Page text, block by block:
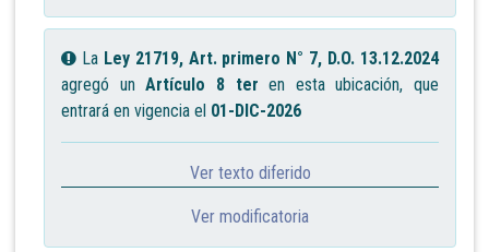
La Ley 21719, Art. primero N° 7, D.O. 13.12.2024
agregó unArtículo 8 ter en esta ubicación, que
entrará en vigencia el 01-DIC-2026
Ver texto diferido
Ver modificatoria